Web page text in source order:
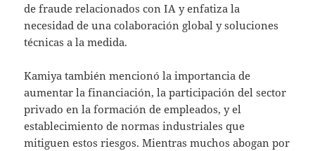
de fraude relacionados con IA y enfatiza la
necesidad de una colaboración global y soluciones
técnicas a la medida.
Kamiya también mencionó la importancia de
aumentar la financiación, la participación del sector
privado en la formación de empleados, y el
establecimiento de normas industriales que
mitiguen estos riesgos. Mientras muchos abogan por